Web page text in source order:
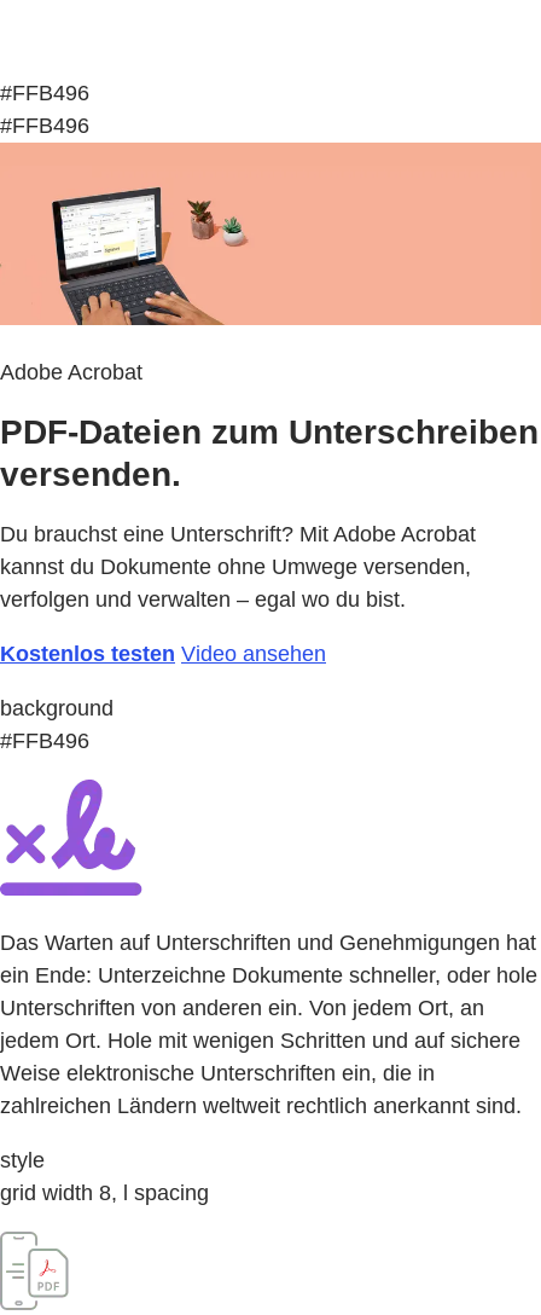
#FFB496
#FFB496
Adobe Acrobat
PDF-Dateien zum Unterschreiben
versenden.
Du brauchst eine Unterschrift? Mit Adobe Acrobat
kannst du Dokumente ohne Umwege versenden,
verfolgen und verwalten – egal wo du bist.
Kostenlos testen Video ansehen
background
#FFB496
Das Warten auf Unterschriften und Genehmigungen hat
ein Ende: Unterzeichne Dokumente schneller, oder hole
Unterschriften von anderen ein. Von jedem Ort, an
jedem Ort. Hole mit wenigen Schritten und auf sichere
Weise elektronische Unterschriften ein, die in
zahlreichen Ländern weltweit rechtlich anerkannt sind.
style
grid width 8, l spacing